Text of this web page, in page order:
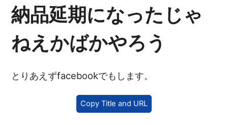
納品延期になったじゃ
ねえかばかやろう
とりあえずfacebookでもします。
Copy Title and URL